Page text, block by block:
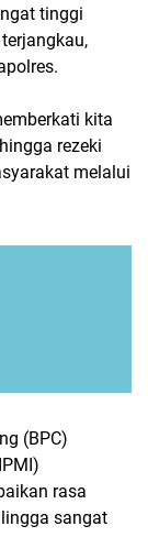
tinggi
kita
rezeki
melalui
(BPC)
rasa
sangat